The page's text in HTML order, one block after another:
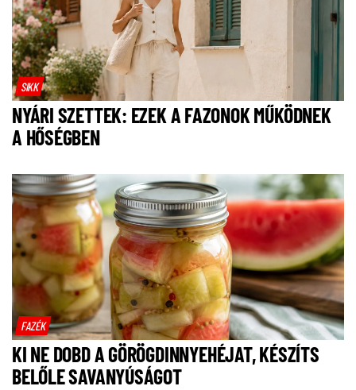
SIKK
NYÁRI SZETTEK: EZEK A FAZONOK MŰKÖDNEK
A HŐSÉGBEN
FAZÉK
KI NE DOBD A GÖRÖGDINNYEHÉJAT, KÉSZÍTS
BELŐLE SAVANYÚSÁGOT